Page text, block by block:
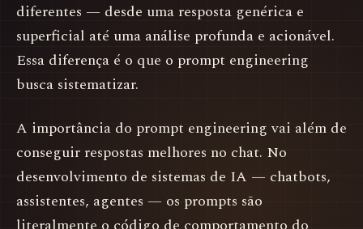
diferentes — desde uma resposta genérica e
superficial até uma análise profunda e acionável.
Essa diferença é o que o prompt engineering
busca sistematizar.
A importância do prompt engineering vai além de
conseguir respostas melhores no chat. No
desenvolvimento de sistemas de IA — chatbots,
assistentes, agentes — os prompts são